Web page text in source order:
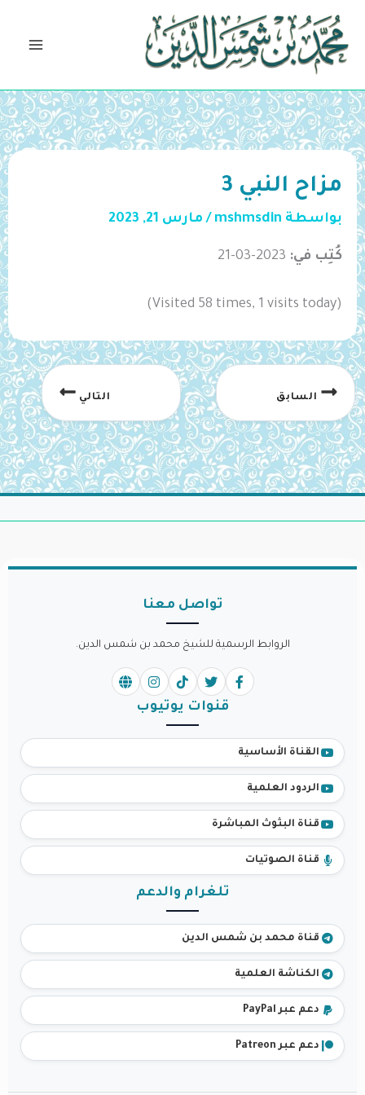
تخطي
المحتوى
مزاح النبي 3
بواسطة mshmsdin
/ مارس 21, 2023
كُتِب في: 2023-03-21
(Visited 58 times, 1 visits today)
السابق التالي
تواصل معنا
الروابط الرسمية للشيخ محمد بن شمس الدين.
قنوات يوتيوب
القناة الأساسية
الردود العلمية
قناة البثوث المباشرة
قناة الصوتيات
تلغرام والدعم
قناة محمد بن شمس الدين
الكناشة العلمية
دعم عبر PayPal
دعم عبر Patreon